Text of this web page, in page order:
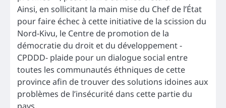
Ainsi, en sollicitant la main mise du Chef de l’État
pour faire échec à cette initiative de la scission du
Nord-Kivu, le Centre de promotion de la
démocratie du droit et du développement -
CPDDD- plaide pour un dialogue social entre
toutes les communautés éthniques de cette
province afin de trouver des solutions idoines aux
problèmes de l’insécurité dans cette partie du